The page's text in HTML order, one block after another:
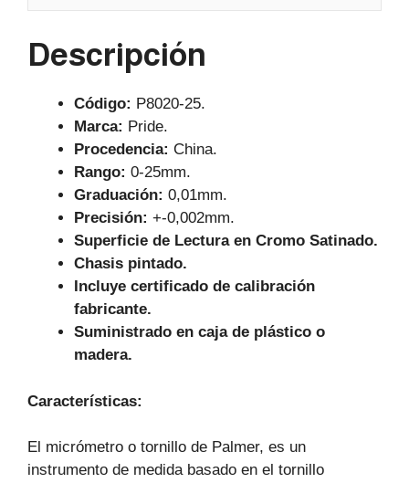
p
o
Descripción
Código: P8020-25.
Marca: Pride.
Procedencia: China.
Rango: 0-25mm.
Graduación: 0,01mm.
Precisión: +-0,002mm.
Superficie de Lectura en Cromo Satinado.
Chasis pintado.
Incluye certificado de calibración
fabricante.
Suministrado en caja de plástico o
madera.
Características:
El micrómetro o tornillo de Palmer, es un
instrumento de medida basado en el tornillo